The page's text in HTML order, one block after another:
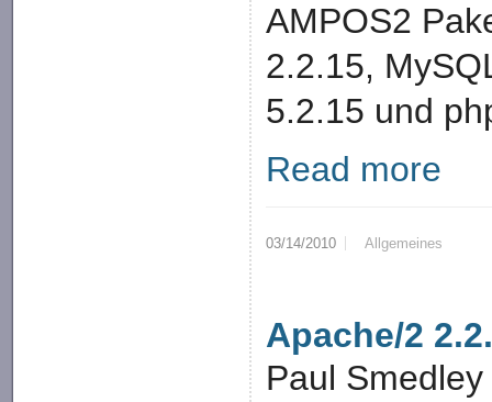
AMPOS2
2.2.15,
5.2.15 und
Read more
03/14/2010 Allgemeines
Apache/2
Paul